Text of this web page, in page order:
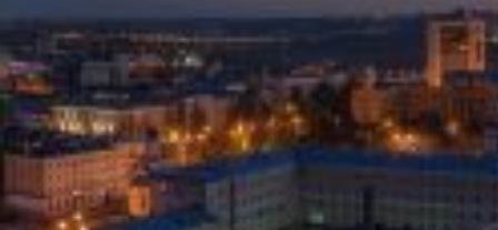
О нас
Авторы
Как купить или заказать фотографию?
Фото чебоксар